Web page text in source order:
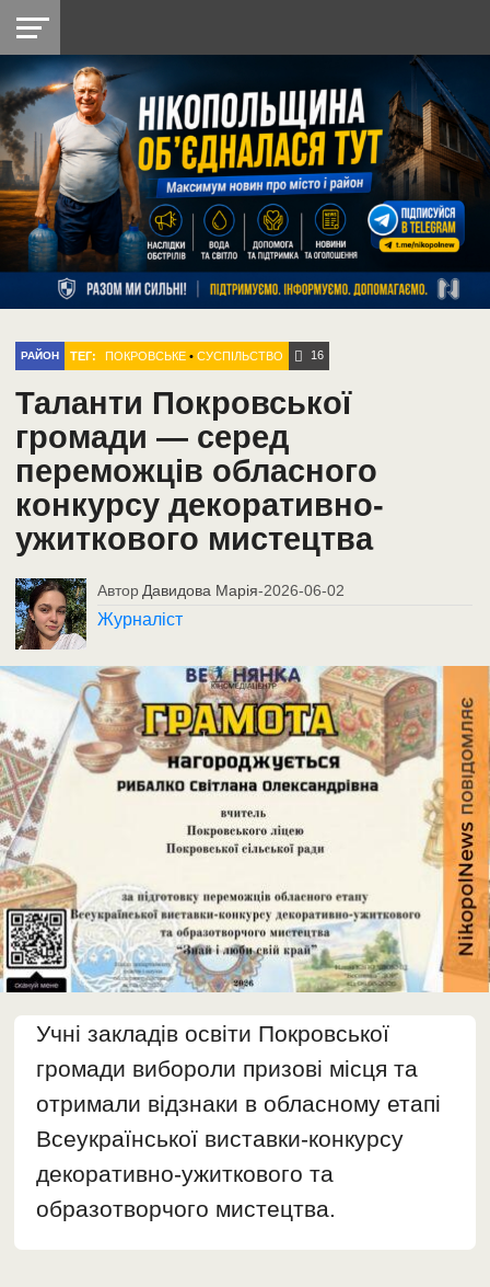
НІКОПОЛЬ
РАЙОН
СІЧЕСЛАВСЬКА
УКРАЇНА
РЕТРО
НІКОПОЛЬ
ЛАЙТ
УКРАЇНА
ДОПОМОГА
РАДІО
РАЙОН ТЕГ: ПОКРОВСЬКЕ •СУСПІЛЬСТВО 16
Таланти Покровської
громади — серед
переможців обласного
конкурсу декоративно-
ужиткового мистецтва
Автор Давидова Марія-2026-06-02
Журналіст
Учні закладів освіти Покровської
громади вибороли призові місця та
отримали відзнаки в обласному етапі
Всеукраїнської виставки-конкурсу
декоративно-ужиткового та
образотворчого мистецтва.